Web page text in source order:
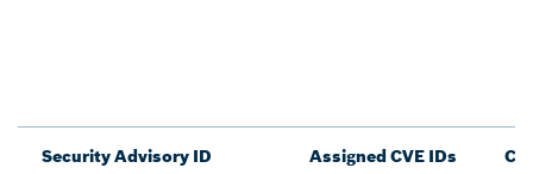
Security Advisory ID Assigned CVE IDs